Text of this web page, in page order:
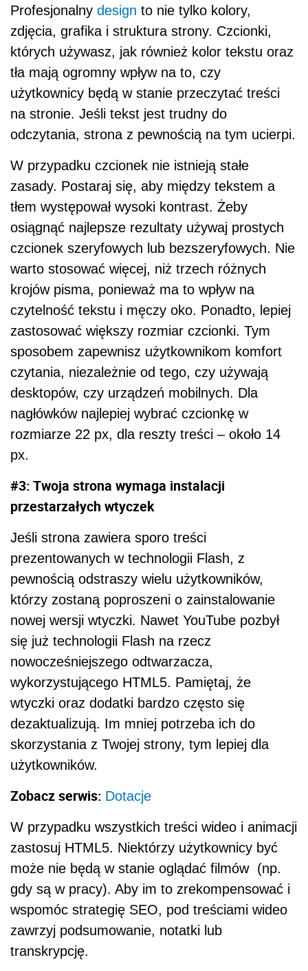
Profesjonalny design to nie tylko kolory,
zdjęcia, grafika i struktura strony. Czcionki,
których używasz, jak również kolor tekstu oraz
tła mają ogromny wpływ na to, czy
użytkownicy będą w stanie przeczytać treści
na stronie. Jeśli tekst jest trudny do
odczytania, strona z pewnością na tym ucierpi.
W przypadku czcionek nie istnieją stałe
zasady. Postaraj się, aby między tekstem a
tłem występował wysoki kontrast. Żeby
osiągnąć najlepsze rezultaty używaj prostych
czcionek szeryfowych lub bezszeryfowych. Nie
warto stosować więcej, niż trzech różnych
krojów pisma, ponieważ ma to wpływ na
czytelność tekstu i męczy oko. Ponadto, lepiej
zastosować większy rozmiar czcionki. Tym
sposobem zapewnisz użytkownikom komfort
czytania, niezależnie od tego, czy używają
desktopów, czy urządzeń mobilnych. Dla
nagłówków najlepiej wybrać czcionkę w
rozmiarze 22 px, dla reszty treści ‒ około 14
px.
#3: Twoja strona wymaga instalacji
przestarzałych wtyczek
Jeśli strona zawiera sporo treści
prezentowanych w technologii Flash, z
pewnością odstraszy wielu użytkowników,
którzy zostaną poproszeni o zainstalowanie
nowej wersji wtyczki. Nawet YouTube pozbył
się już technologii Flash na rzecz
nowocześniejszego odtwarzacza,
wykorzystującego HTML5. Pamiętaj, że
wtyczki oraz dodatki bardzo często się
dezaktualizują. Im mniej potrzeba ich do
skorzystania z Twojej strony, tym lepiej dla
użytkowników.
Zobacz serwis: Dotacje
W przypadku wszystkich treści wideo i animacji
zastosuj HTML5. Niektórzy użytkownicy być
może nie będą w stanie oglądać filmów (np.
gdy są w pracy). Aby im to zrekompensować i
wspomóc strategię SEO, pod treściami wideo
zawrzyj podsumowanie, notatki lub
transkrypcję.